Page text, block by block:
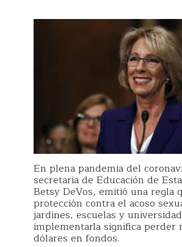
En plena pandemia del
secretaria de Educación de
Betsy DeVos, emitió una regla
protección contra el acoso
jardines, escuelas y
implementarla significa perder
dólares en fondos.